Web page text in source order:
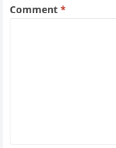
Comment*